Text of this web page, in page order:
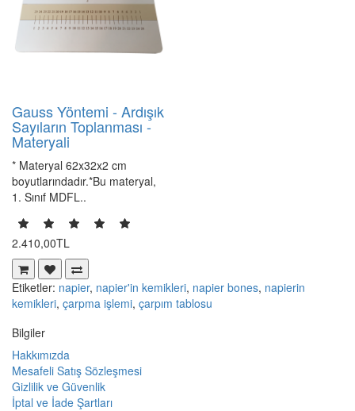
Gauss Yöntemi - Ardışık
Sayıların Toplanması -
Materyali
* Materyal 62x32x2 cm
boyutlarındadır.*Bu materyal,
1. Sınıf MDFL..
2.410,00TL
Etiketler: napier, napier'in kemikleri, napier bones, napierin
kemikleri, çarpma işlemi, çarpım tablosu
Bilgiler
Hakkımızda
Mesafeli Satış Sözleşmesi
Gizlilik ve Güvenlik
İptal ve İade Şartları